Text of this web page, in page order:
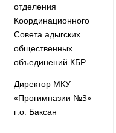
отделения
Координационного
Совета адыгских
общественных
объединений КБР
Директор МКУ
«Прогимназии №3»
г.о. Баксан